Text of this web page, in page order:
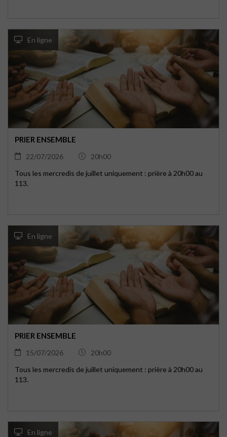
En ligne
PRIER ENSEMBLE
22/07/2026
20h00
Tous les mercredis de juillet uniquement : prière à 20h00 au
113.
En ligne
PRIER ENSEMBLE
15/07/2026
20h00
Tous les mercredis de juillet uniquement : prière à 20h00 au
113.
En ligne